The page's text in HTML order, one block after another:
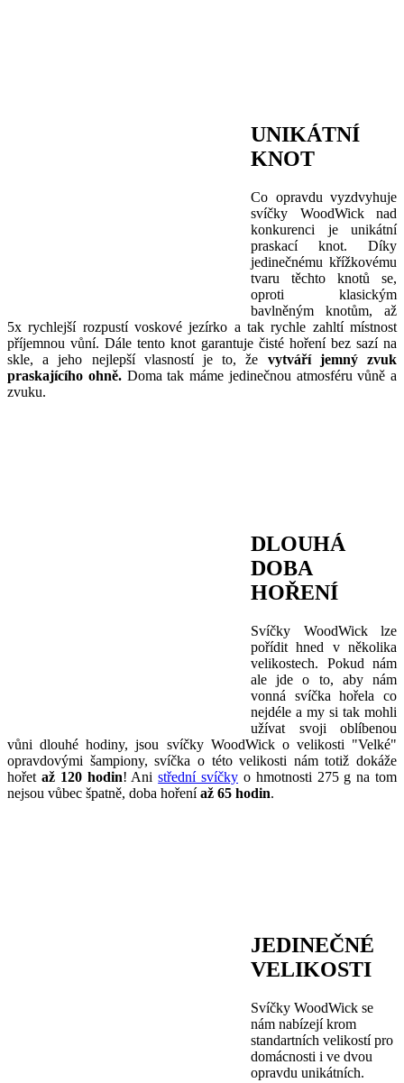
UNIKÁTNÍ
KNOT
Co opravdu vyzdvyhuje
svíčky WoodWick nad
konkurenci je unikátní
praskací knot. Díky
jedinečnému křížkovému
tvaru těchto knotů se,
oproti klasickým
bavlněným knotům, až
5x rychlejší rozpustí voskové jezírko a tak rychle zahltí místnost
příjemnou vůní. Dále tento knot garantuje čisté hoření bez sazí na
skle, a jeho nejlepší vlasností je to, že vytváří jemný zvuk
praskajícího ohně. Doma tak máme jedinečnou atmosféru vůně a
zvuku.
DLOUHÁ
DOBA
HOŘENÍ
Svíčky WoodWick lze
pořídit hned v několika
velikostech. Pokud nám
ale jde o to, aby nám
vonná svíčka hořela co
nejdéle a my si tak mohli
užívat svoji oblíbenou
vůni dlouhé hodiny, jsou svíčky WoodWick o velikosti "Velké"
opravdovými šampiony, svíčka o této velikosti nám totiž dokáže
hořet až 120 hodin! Anistřední svíčky o hmotnosti 275 g na tom
nejsou vůbec špatně, doba hořeníaž 65 hodin.
JEDINEČNÉ
VELIKOSTI
Svíčky WoodWick se
nám nabízejí krom
standartních velikostí pro
domácnosti i ve dvou
opravdu unikátních.